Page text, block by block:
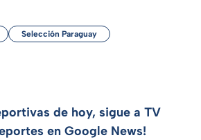
Selección Paraguay
de hoy, sigue a TV
en Google News!